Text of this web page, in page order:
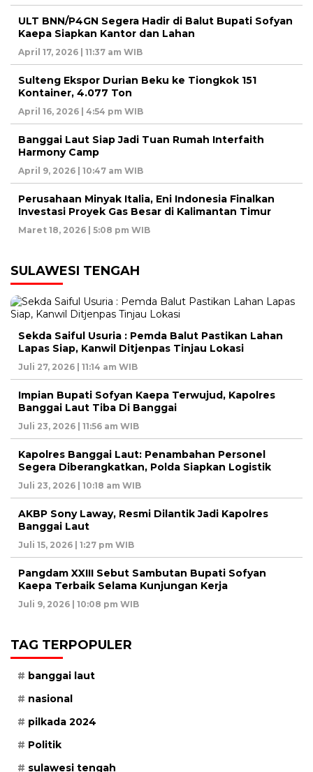
ULT BNN/P4GN Segera Hadir di Balut Bupati Sofyan
Kaepa Siapkan Kantor dan Lahan
April 17, 2026 | 11:37 am WIB
Sulteng Ekspor Durian Beku ke Tiongkok 151
Kontainer, 4.077 Ton
April 16, 2026 | 4:54 pm WIB
Banggai Laut Siap Jadi Tuan Rumah Interfaith
Harmony Camp
April 9, 2026 | 10:47 am WIB
Perusahaan Minyak Italia, Eni Indonesia Finalkan
Investasi Proyek Gas Besar di Kalimantan Timur
Maret 18, 2026 | 5:08 pm WIB
SULAWESI TENGAH
Sekda Saiful Usuria : Pemda Balut Pastikan Lahan
Lapas Siap, Kanwil Ditjenpas Tinjau Lokasi
Juli 27, 2026 | 11:14 am WIB
Impian Bupati Sofyan Kaepa Terwujud, Kapolres
Banggai Laut Tiba Di Banggai
Juli 23, 2026 | 11:56 am WIB
Kapolres Banggai Laut: Penambahan Personel
Segera Diberangkatkan, Polda Siapkan Logistik
Juli 23, 2026 | 10:18 am WIB
AKBP Sony Laway, Resmi Dilantik Jadi Kapolres
Banggai Laut
Juli 15, 2026 | 1:27 pm WIB
Pangdam XXIII Sebut Sambutan Bupati Sofyan
Kaepa Terbaik Selama Kunjungan Kerja
Juli 9, 2026 | 10:08 pm WIB
TAG TERPOPULER
banggai laut
nasional
pilkada 2024
Politik
sulawesi tengah